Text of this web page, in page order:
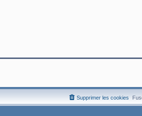
e
e
Supprimer les cookies